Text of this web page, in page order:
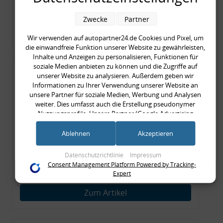
Rückleuchtenband mit
Blinker, rot, US-Ecken,
Audi 80 Cabrio, Typ 89,
OE-Nr.: 8G0945225 +
8G0945225C
999,99 €
999,99 € pro 1
inkl. gesetzl. MwSt., zzgl.
Merkzettel
Zum Artikel
Wir verwenden auf autopartner24.de Cookies und Pixel, um
die einwandfreie Funktion unserer Website zu gewährleisten,
Inhalte und Anzeigen zu personalisieren, Funktionen für
soziale Medien anbieten zu können und die Zugriffe auf
unserer Website zu analysieren. Außerdem geben wir
Informationen zu Ihrer Verwendung unserer Website an
unsere Partner für soziale Medien, Werbung und Analysen
weiter. Dies umfasst auch die Erstellung pseudonymer
Nutzungsprofile. Unsere Partner (Google Advertising
Products) führen diese Informationen möglicherweise mit
weiteren Daten zusammen, die Sie ihnen bereitgestellt haben
im Rahmen Ihrer Nutzung der Dienste gesammelt haben
(bspw. Nutzungsdaten anderer Geräte). Ihre Einwilligung zur
Nutzung von Cookies und Pixeln können Sie jederzeit
widerrufen, indem Sie auf den Datenschutz-Button links
unten klicken und dort die entsprechenden Anpassungen
vornehmen.
Datenschutzrichtlinie Impressum
Zwecke Partner
Ablehnen Akzeptieren
Consent Management Platform Powered by Tracking-
Expert